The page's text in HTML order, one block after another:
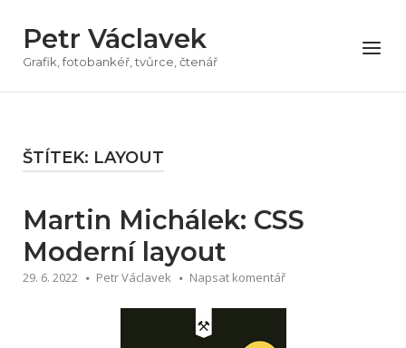
obsah
Petr Václavek
Grafik, fotobankéř, tvůrce, čtenář
Menu
ŠTÍTEK: LAYOUT
Martin Michálek: CSS
Moderní layout
29. 6. 2022 Petr Václavek Napsat komentář